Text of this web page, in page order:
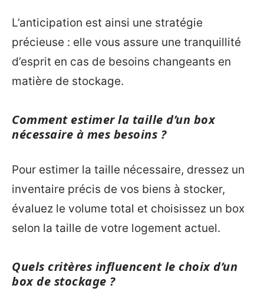
L’anticipation est ainsi une stratégie
précieuse : elle vous assure une tranquillité
d’esprit en cas de besoins changeants en
matière de stockage.
Comment estimer la taille d’un box
nécessaire à mes besoins ?
Pour estimer la taille nécessaire, dressez un
inventaire précis de vos biens à stocker,
évaluez le volume total et choisissez un box
selon la taille de votre logement actuel.
Quels critères influencent le choix d’un
box de stockage ?